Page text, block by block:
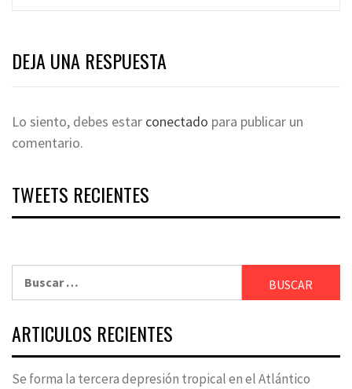
DEJA UNA RESPUESTA
Lo siento, debes estar conectado para publicar un
comentario.
TWEETS RECIENTES
ARTICULOS RECIENTES
Se forma la tercera depresión tropical en el Atlántico